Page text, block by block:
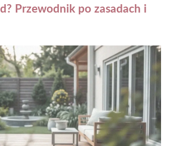
Przewodnik po zasadach i